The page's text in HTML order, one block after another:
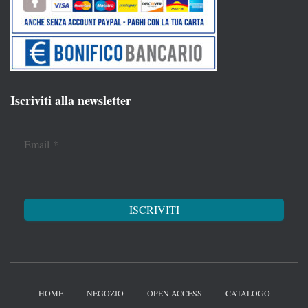
Iscriviti alla newsletter
Email *
HOME NEGOZIO OPEN ACCESS CATALOGO